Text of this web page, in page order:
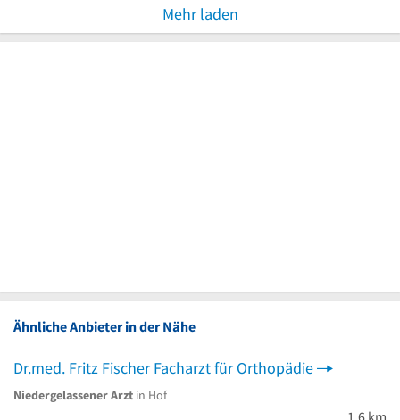
Mehr laden
Ähnliche Anbieter in der Nähe
Dr.med. Fritz Fischer Facharzt für Orthopädie
Niedergelassener Arzt in Hof